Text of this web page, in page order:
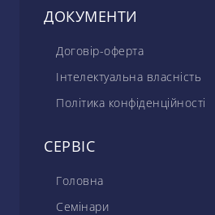
ДОКУМЕНТИ
Договір-оферта
Інтелектуальна власність
Політика конфіденційності
СЕРВІС
Головна
Семінари